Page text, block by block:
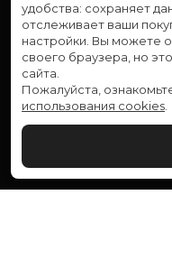
Расписание
Скоро в кино
Служба поддержки
удобства: сохраняет
отслеживает ваши
настройки. Вы можете
своего браузера, но
сайта.
Пожалуйста,
использования cookies